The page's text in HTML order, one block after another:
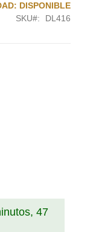
DISPONIBLE
SKU
DL416
46